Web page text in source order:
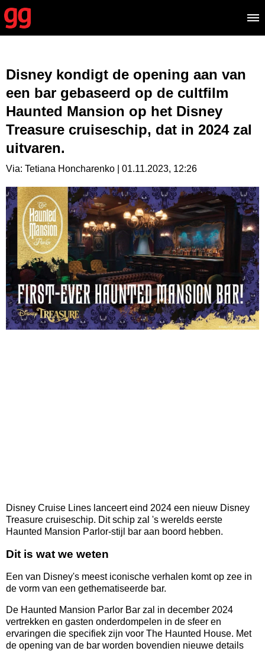
Disney kondigt de opening aan van
een bar gebaseerd op de cultfilm
Haunted Mansion op het Disney
Treasure cruiseschip, dat in 2024 zal
uitvaren.
Via: Tetiana Honcharenko | 01.11.2023, 12:26
Disney Cruise Lines lanceert eind 2024 een nieuw Disney
Treasure cruiseschip. Dit schip zal 's werelds eerste
Haunted Mansion Parlor-stijl bar aan boord hebben.
Dit is wat we weten
Een van Disney's meest iconische verhalen komt op zee in
de vorm van een gethematiseerde bar.
De Haunted Mansion Parlor Bar zal in december 2024
vertrekken en gasten onderdompelen in de sfeer en
ervaringen die specifiek zijn voor The Haunted House. Met
de opening van de bar worden bovendien nieuwe details